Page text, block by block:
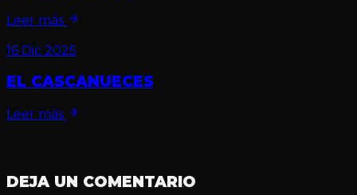
Leer más
16 Dic 2025
EL CASCANUECES
Leer más
DEJA UN COMENTARIO